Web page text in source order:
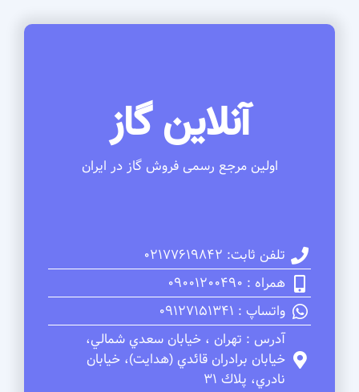
آنلاین گاز
اولین مرجع رسمی فروش گاز در ایران
تلفن ثابت: 02177619842
همراه : 09001200490
واتساپ : 09127151341
آدرس : تهران ، خيابان سعدي شمالي،
خيابان برادران قائدي (هدايت)، خيابان
نادري، پلاك 31